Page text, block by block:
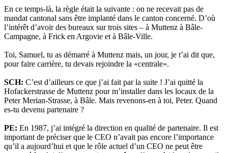
En ce temps-là, la règle était la suivante : on ne recevait pas de
mandat cantonal sans être implanté dans le canton concerné. D’où
l’intérêt d’avoir des bureaux sur trois sites – à Muttenz à Bâle-
Campagne, à Frick en Argovie et à Bâle-Ville.
Toi, Samuel, tu as démarré à Muttenz mais, un jour, je t’ai dit que,
pour faire carrière, tu devais rejoindre la «centrale».
SCH: C’est d’ailleurs ce que j’ai fait par la suite ! J’ai quitté la
Hofackerstrasse de Muttenz pour m’installer dans les locaux de la
Peter Merian-Strasse, à Bâle. Mais revenons-en à toi, Peter. Quand
es-tu devenu partenaire ?
PE: En 1987, j’ai intégré la direction en qualité de partenaire. Il est
important de préciser que le CEO n’avait pas encore l’importance
qu’il a aujourd’hui et que le rôle actuel d’un CEO ne peut être